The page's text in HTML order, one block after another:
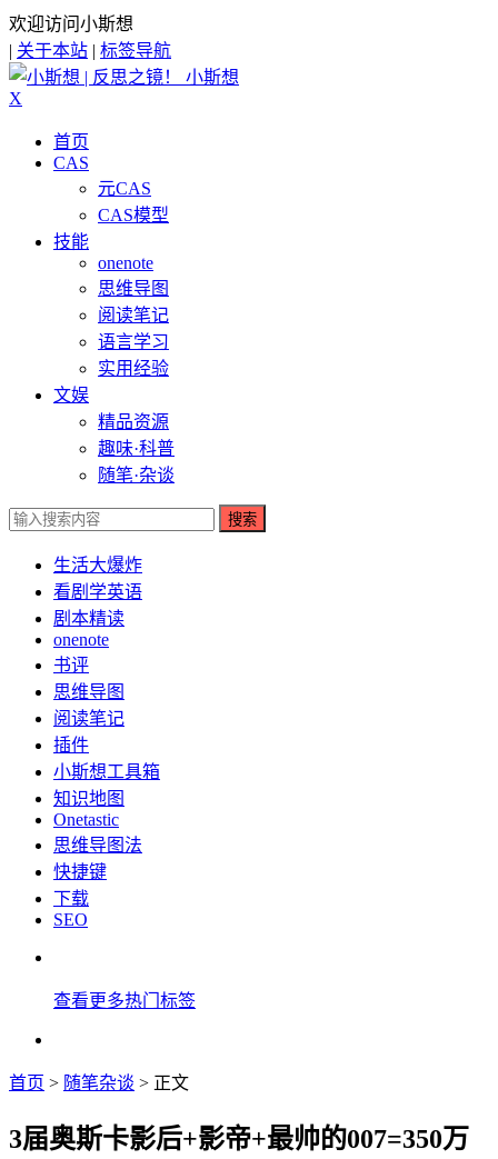
欢迎访问小斯想
| 关于本站 | 标签导航
小斯想
X
首页
CAS
元CAS
CAS模型
技能
onenote
思维导图
阅读笔记
语言学习
实用经验
文娱
精品资源
趣味·科普
随笔·杂谈
搜索
生活大爆炸
看剧学英语
剧本精读
onenote
书评
思维导图
阅读笔记
插件
小斯想工具箱
知识地图
Onetastic
思维导图法
快捷键
下载
SEO
查看更多热门标签
首页 > 随笔杂谈 > 正文
3届奥斯卡影后+影帝+最帅的007=350万